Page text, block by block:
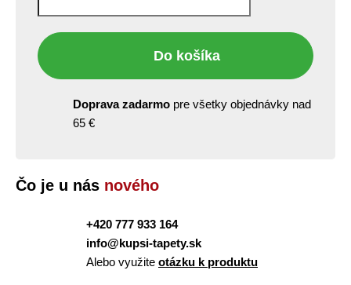
Do košíka
Doprava zadarmo pre všetky objednávky nad
65 €
Čo je u nás nového
+420 777 933 164
info@kupsi-tapety.sk
Alebo využite otázku k produktu